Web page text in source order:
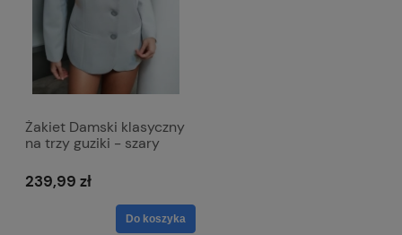
Żakiet Damski klasyczny
na trzy guziki - szary
239,99 zł
Do koszyka